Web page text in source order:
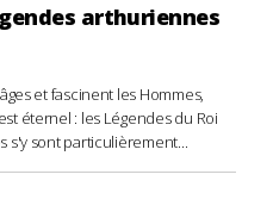
arthuriennes
et fascinent les Hommes,
éternel : les Légendes du Roi
s'y sont particulièrement...